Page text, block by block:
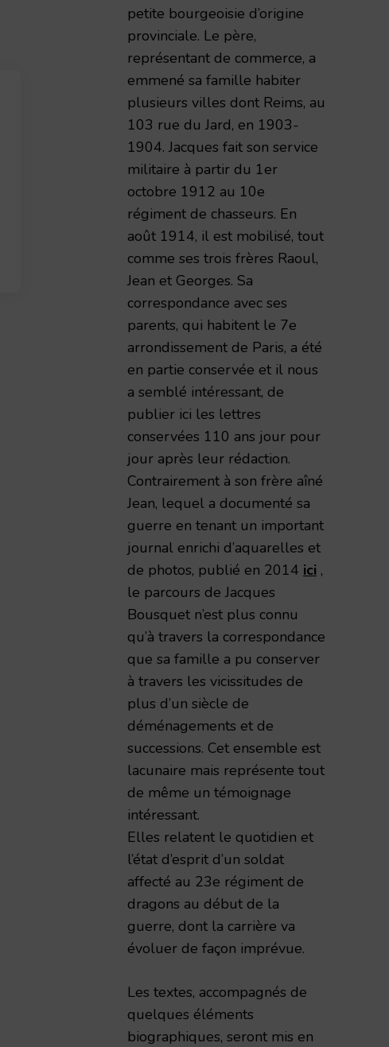
petite bourgeoisie d’origine
provinciale. Le père,
représentant de commerce, a
emmené sa famille habiter
plusieurs villes dont Reims, au
103 rue du Jard, en 1903-
1904. Jacques fait son service
militaire à partir du 1er
octobre 1912 au 10e
régiment de chasseurs. En
août 1914, il est mobilisé, tout
comme ses trois frères Raoul,
Jean et Georges. Sa
correspondance avec ses
parents, qui habitent le 7e
arrondissement de Paris, a été
en partie conservée et il nous
a semblé intéressant, de
publier ici les lettres
conservées 110 ans jour pour
jour après leur rédaction.
Contrairement à son frère aîné
Jean, lequel a documenté sa
guerre en tenant un important
journal enrichi d’aquarelles et
de photos, publié en 2014 ici ,
le parcours de Jacques
Bousquet n’est plus connu
qu’à travers la correspondance
que sa famille a pu conserver
à travers les vicissitudes de
plus d’un siècle de
déménagements et de
successions. Cet ensemble est
lacunaire mais représente tout
de même un témoignage
intéressant.
Elles relatent le quotidien et
l’état d’esprit d’un soldat
affecté au 23e régiment de
dragons au début de la
guerre, dont la carrière va
évoluer de façon imprévue.
Les textes, accompagnés de
quelques éléments
biographiques, seront mis en